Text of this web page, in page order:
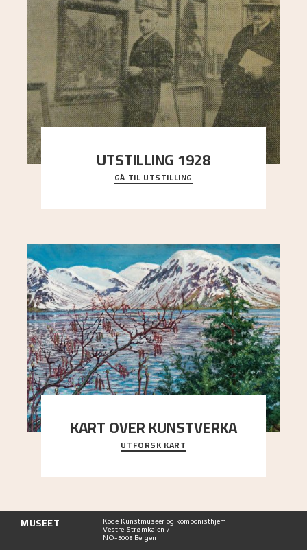
UTSTILLING 1928
Då Astrup døydde i 1928, tok vennene Moritz
Kaland og Simon Thorbjørnsen initiativ til å
GÅ TIL UTSTILLING
KART OVER KUNSTVERKA
Utforsk stedene og utsiktene i Astrups malerier
UTFORSK KART
MUSEET Kode Kunstmuseer og komponisthjem
Vestre Strømkaien 7
NO-5008 Bergen